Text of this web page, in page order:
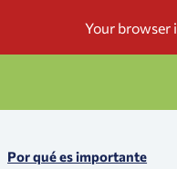
Por qué es importante